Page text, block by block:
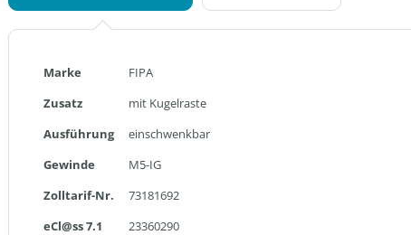
Mehr
Marke
FIPA
Zusatz
mit Kugelraste
Ausführung
einschwenkbar
Gewinde
M5-IG
Zolltarif-Nr.
73181692
eCl@ss 7.1
23360290